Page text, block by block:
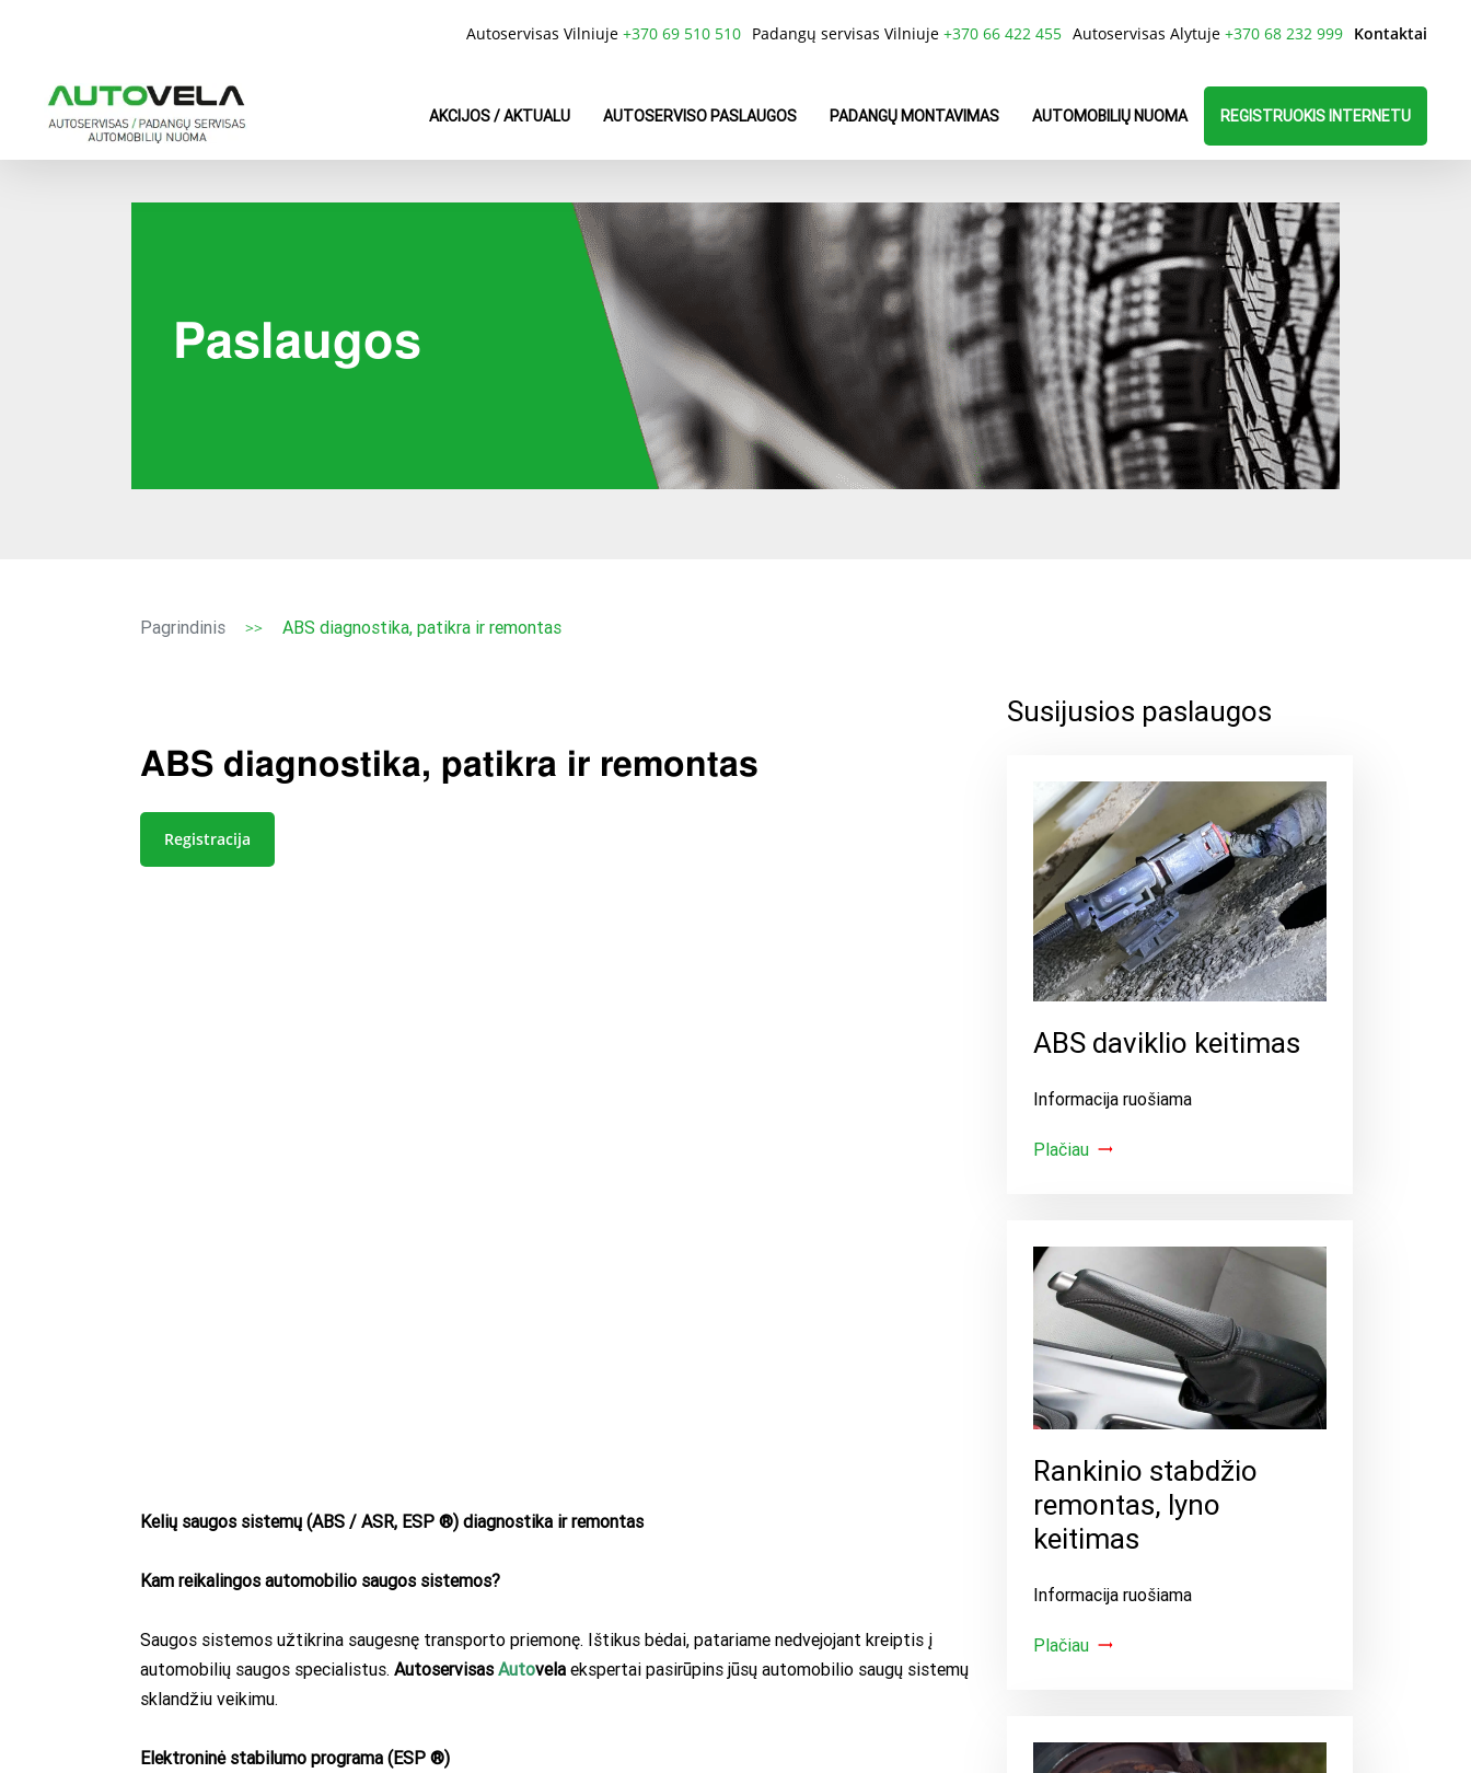
content
Autoservisas Vilniuje +370 69 510 510 Padangų servisas Vilniuje +370 66 422 455 Autoservisas Alytuje +370 68 232 999 Kontaktai
AKCIJOS / AKTUALU AUTOSERVISO PASLAUGOS PADANGŲ MONTAVIMAS AUTOMOBILIŲ NUOMA REGISTRUOKIS INTERNETU
Paslaugos
Pagrindinis >> ABS diagnostika, patikra ir remontas
ABS diagnostika, patikra ir remontas
Registracija
Kelių saugos sistemų (ABS / ASR, ESP ®) diagnostika ir remontas
Kam reikalingos automobilio saugos sistemos?
Saugos sistemos užtikrina saugesnę transporto priemonę. Ištikus bėdai, patariame nedvejojant kreiptis į
automobilių saugos specialistus. AutoservisasAutovela ekspertai pasirūpins jūsų automobilio saugų sistemų
sklandžiu veikimu.
Elektroninė stabilumo programa (ESP ®)
Susijusios paslaugos
ABS daviklio keitimas
Informacija ruošiama
Plačiau
Rankinio stabdžio
remontas, lyno
keitimas
Informacija ruošiama
Plačiau